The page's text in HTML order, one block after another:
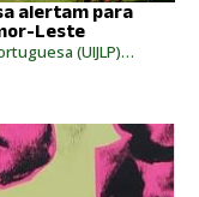
alertam para
Leste
(UIJLP)…